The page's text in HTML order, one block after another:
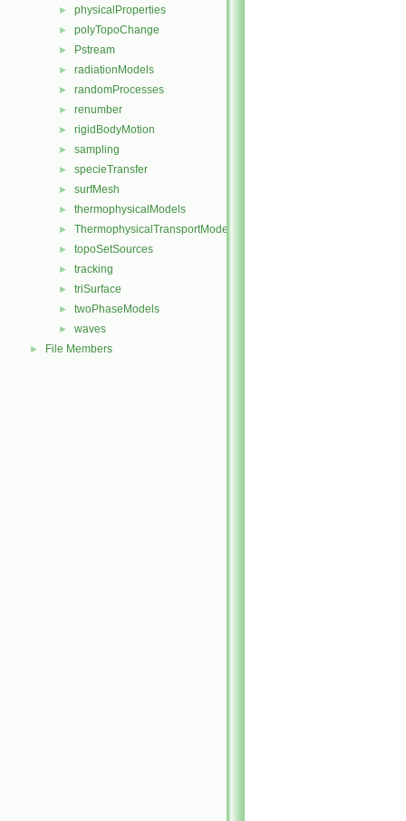
► physicalProperties
► polyTopoChange
► Pstream
► radiationModels
► randomProcesses
► renumber
► rigidBodyMotion
► sampling
► specieTransfer
► surfMesh
► thermophysicalModels
► ThermophysicalTransportModels
► topoSetSources
► tracking
► triSurface
► twoPhaseModels
► waves
► File Members